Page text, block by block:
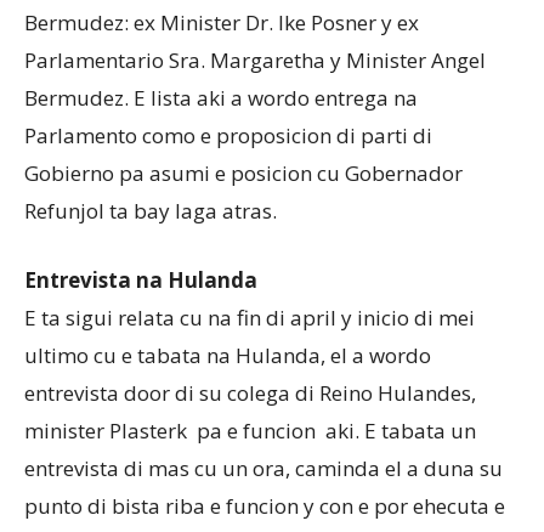
Bermudez: ex Minister Dr. Ike Posner y ex
Parlamentario Sra. Margaretha y Minister Angel
Bermudez. E lista aki a wordo entrega na
Parlamento como e proposicion di parti di
Gobierno pa asumi e posicion cu Gobernador
Refunjol ta bay laga atras.
Entrevista na Hulanda
E ta sigui relata cu na fin di april y inicio di mei
ultimo cu e tabata na Hulanda, el a wordo
entrevista door di su colega di Reino Hulandes,
minister Plasterk pa e funcion aki. E tabata un
entrevista di mas cu un ora, caminda el a duna su
punto di bista riba e funcion y con e por ehecuta e